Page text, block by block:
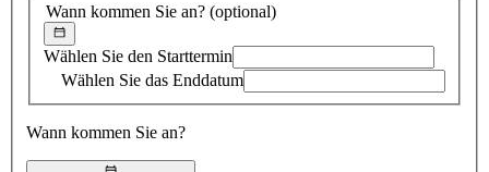
Wann kommen Sie an? (optional)
Wählen Sie den Starttermin
Wählen Sie das Enddatum
Wann kommen Sie an?